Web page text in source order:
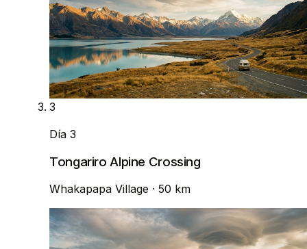
3
Día 3
Tongariro Alpine Crossing
Whakapapa Village · 50 km